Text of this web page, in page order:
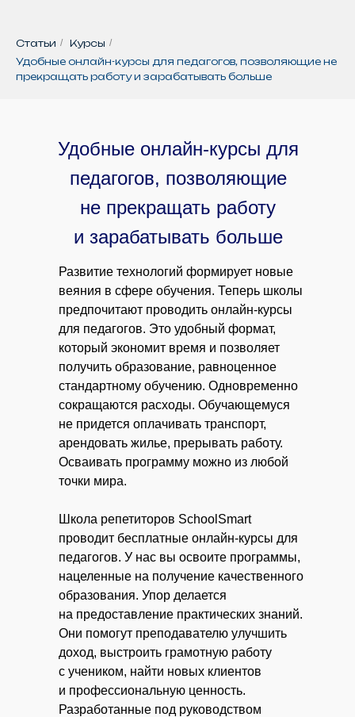
Статьи / Курсы /
Удобные онлайн-курсы для педагогов, позволяющие не
прекращать работу и зарабатывать больше
Удобные онлайн-курсы для
педагогов, позволяющие
не прекращать работу
и зарабатывать больше
Развитие технологий формирует новые
веяния в сфере обучения. Теперь школы
предпочитают проводить онлайн-курсы
для педагогов. Это удобный формат,
который экономит время и позволяет
получить образование, равноценное
стандартному обучению. Одновременно
сокращаются расходы. Обучающемуся
не придется оплачивать транспорт,
арендовать жилье, прерывать работу.
Осваивать программу можно из любой
точки мира.
Школа репетиторов SchoolSmart
проводит бесплатные онлайн-курсы для
педагогов. У нас вы освоите программы,
нацеленные на получение качественного
образования. Упор делается
на предоставление практических знаний.
Они помогут преподавателю улучшить
доход, выстроить грамотную работу
с учеником, найти новых клиентов
и профессиональную ценность.
Разработанные под руководством